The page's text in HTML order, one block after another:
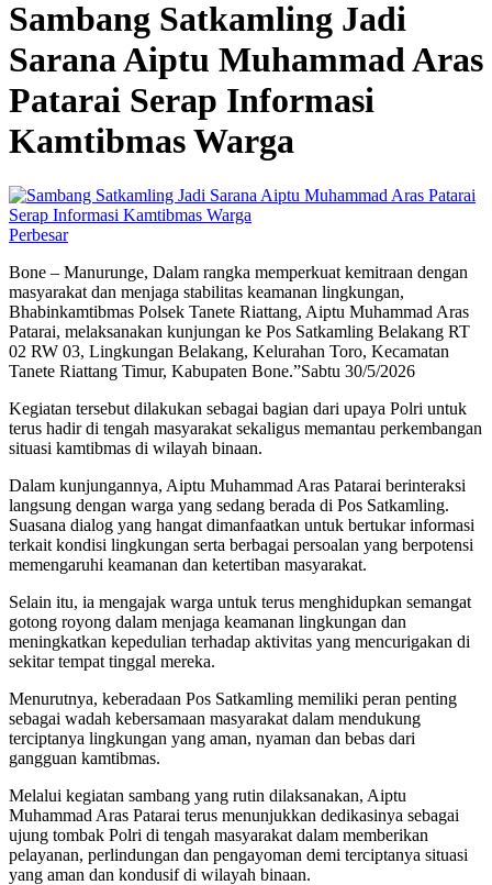
Sambang Satkamling Jadi
Sarana Aiptu Muhammad Aras
Patarai Serap Informasi
Kamtibmas Warga
Perbesar
Bone – Manurunge, Dalam rangka memperkuat kemitraan dengan
masyarakat dan menjaga stabilitas keamanan lingkungan,
Bhabinkamtibmas Polsek Tanete Riattang, Aiptu Muhammad Aras
Patarai, melaksanakan kunjungan ke Pos Satkamling Belakang RT
02 RW 03, Lingkungan Belakang, Kelurahan Toro, Kecamatan
Tanete Riattang Timur, Kabupaten Bone.”Sabtu 30/5/2026
Kegiatan tersebut dilakukan sebagai bagian dari upaya Polri untuk
terus hadir di tengah masyarakat sekaligus memantau perkembangan
situasi kamtibmas di wilayah binaan.
Dalam kunjungannya, Aiptu Muhammad Aras Patarai berinteraksi
langsung dengan warga yang sedang berada di Pos Satkamling.
Suasana dialog yang hangat dimanfaatkan untuk bertukar informasi
terkait kondisi lingkungan serta berbagai persoalan yang berpotensi
memengaruhi keamanan dan ketertiban masyarakat.
Selain itu, ia mengajak warga untuk terus menghidupkan semangat
gotong royong dalam menjaga keamanan lingkungan dan
meningkatkan kepedulian terhadap aktivitas yang mencurigakan di
sekitar tempat tinggal mereka.
Menurutnya, keberadaan Pos Satkamling memiliki peran penting
sebagai wadah kebersamaan masyarakat dalam mendukung
terciptanya lingkungan yang aman, nyaman dan bebas dari
gangguan kamtibmas.
Melalui kegiatan sambang yang rutin dilaksanakan, Aiptu
Muhammad Aras Patarai terus menunjukkan dedikasinya sebagai
ujung tombak Polri di tengah masyarakat dalam memberikan
pelayanan, perlindungan dan pengayoman demi terciptanya situasi
yang aman dan kondusif di wilayah binaan.